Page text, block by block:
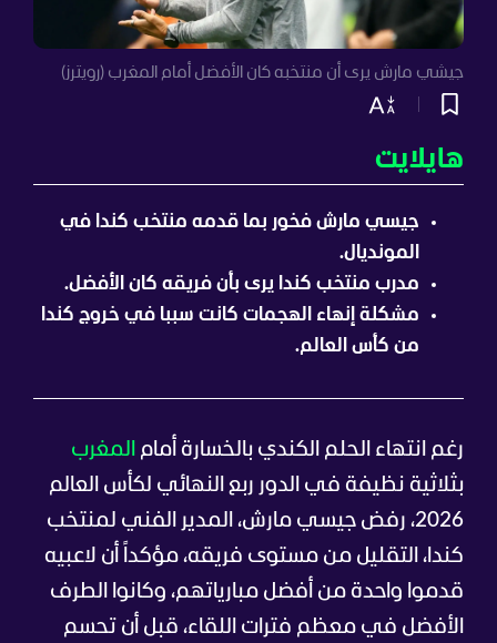
جيشي مارش يرى أن منتخبه كان الأفضل أمام المغرب (رويترز)
هايلايت
جيسي مارش فخور بما قدمه منتخب كندا في
المونديال.
مدرب منتخب كندا يرى بأن فريقه كان الأفضل.
مشكلة إنهاء الهجمات كانت سببا في خروج كندا
من كأس العالم.
رغم انتهاء الحلم الكندي بالخسارة أمام المغرب
بثلاثية نظيفة في الدور ربع النهائي لكأس العالم
2026، رفض جيسي مارش، المدير الفني لمنتخب
كندا، التقليل من مستوى فريقه، مؤكداً أن لاعبيه
قدموا واحدة من أفضل مبارياتهم، وكانوا الطرف
الأفضل في معظم فترات اللقاء، قبل أن تحسم